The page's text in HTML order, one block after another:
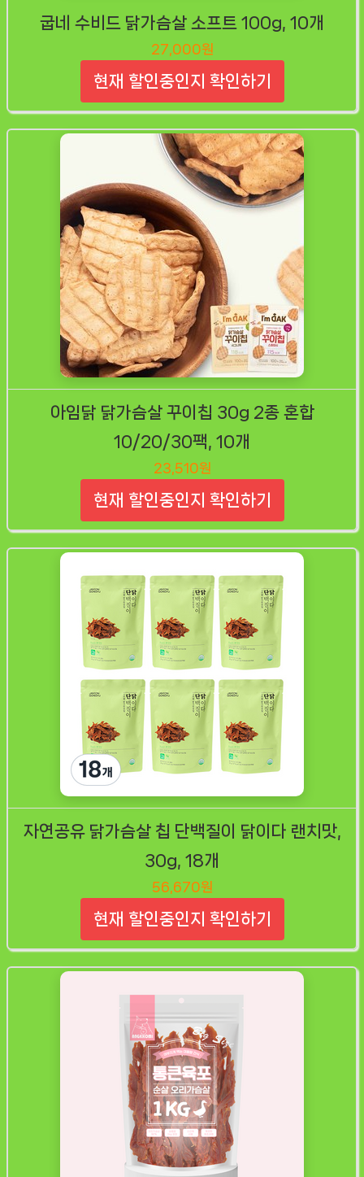
굽네 수비드 닭가슴살 소프트 100g, 10개
27,000원
현재 할인중인지 확인하기
아임닭 닭가슴살 꾸이칩 30g 2종 혼합
10/20/30팩, 10개
23,510원
현재 할인중인지 확인하기
자연공유 닭가슴살 칩 단백질이 닭이다 랜치맛,
30g, 18개
56,670원
현재 할인중인지 확인하기